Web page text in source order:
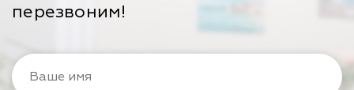
перезвоним!